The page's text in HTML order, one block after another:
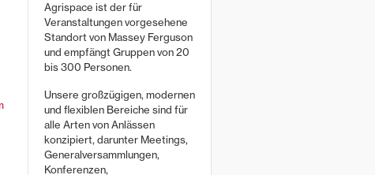
Agrispace ist der für
Veranstaltungen vorgesehene
Standort von Massey Ferguson
und empfängt Gruppen von 20
bis 300 Personen.
Unsere großzügigen, modernen
und flexiblen Bereiche sind für
alle Arten von Anlässen
konzipiert, darunter Meetings,
Generalversammlungen,
Konferenzen,